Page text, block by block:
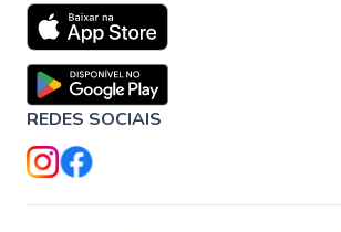
REDES SOCIAIS